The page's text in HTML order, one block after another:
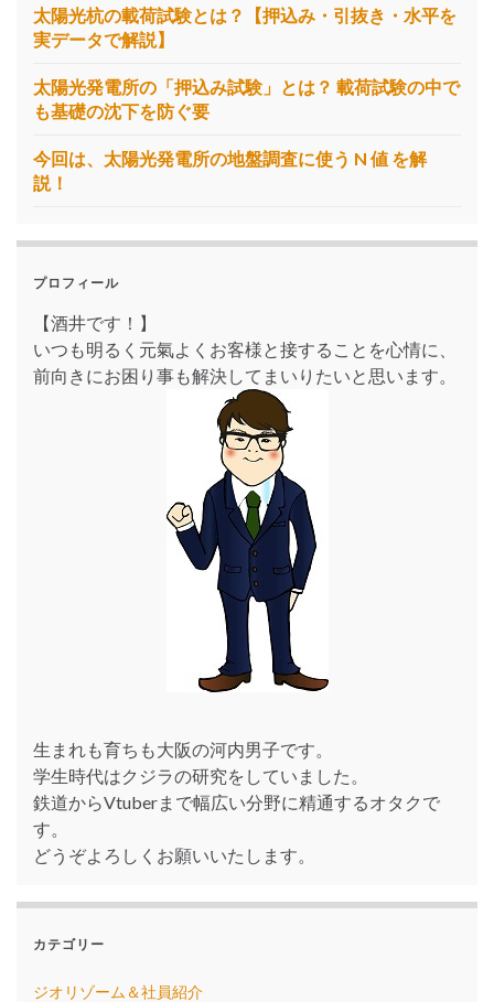
太陽光杭の載荷試験とは？【押込み・引抜き・水平を
実データで解説】
太陽光発電所の「押込み試験」とは？ 載荷試験の中で
も基礎の沈下を防ぐ要
今回は、太陽光発電所の地盤調査に使う N 値 を解
説！
プロフィール
【酒井です！】
いつも明るく元氣よくお客様と接することを心情に、
前向きにお困り事も解決してまいりたいと思います。
生まれも育ちも大阪の河内男子です。
学生時代はクジラの研究をしていました。
鉄道からVtuberまで幅広い分野に精通するオタクで
す。
どうぞよろしくお願いいたします。
カテゴリー
ジオリゾーム＆社員紹介